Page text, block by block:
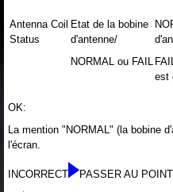
Antenna Coil
Status
Etat de la bobine
d'antenne/
NORMAL ou FAIL
est
OK:
La mention "NORMAL" (la bobine
l'écran.
INCORRECT PASSER AU